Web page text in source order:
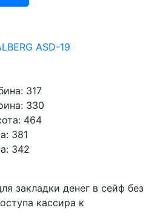
ASD-19
317
330
464
381
342
закладки денег в сейф без
кассира к